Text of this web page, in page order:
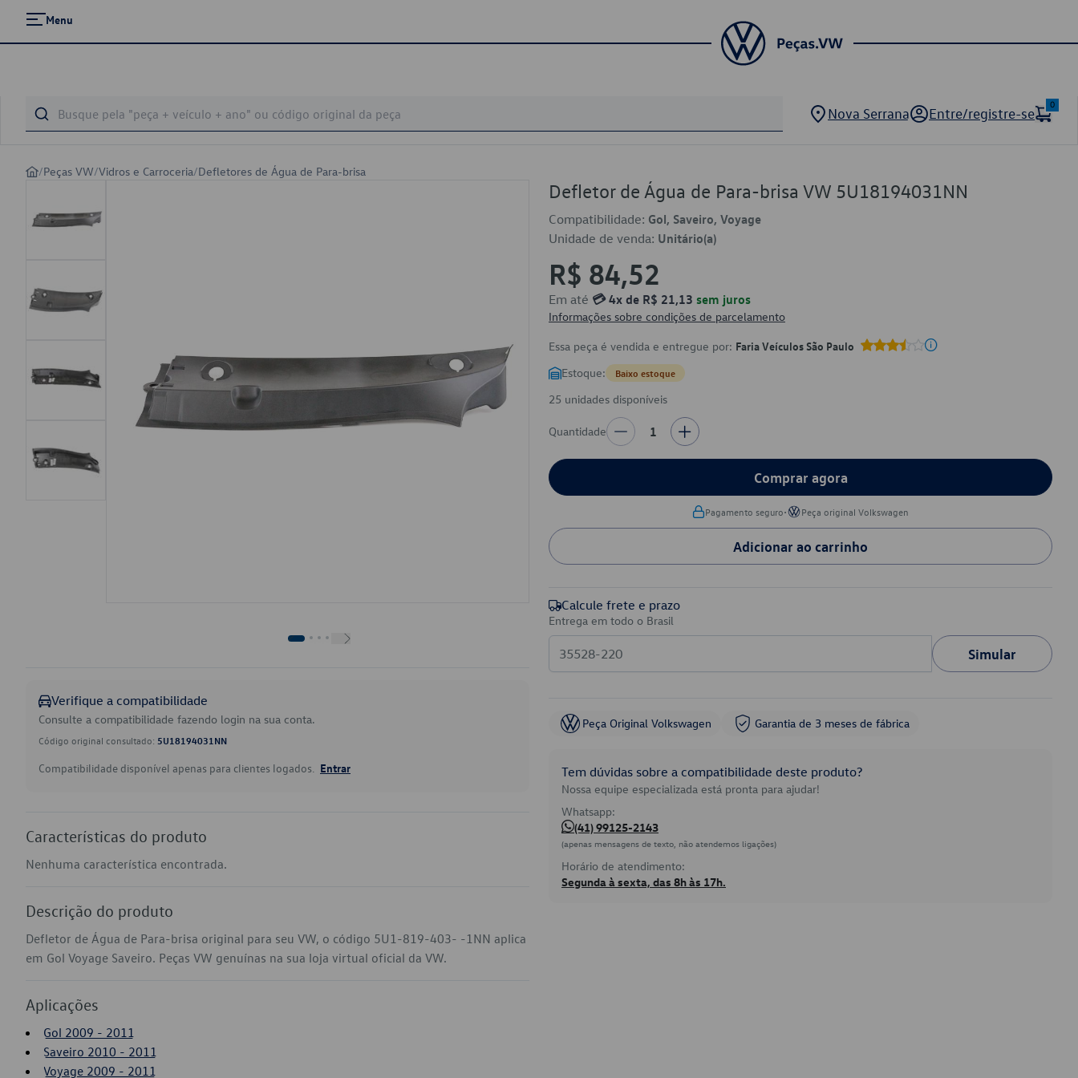
Menu
Nova Serrana Entre/registre-se
0
/Peças VW/Vidros e Carroceria/Defletores de Água de Para-brisa
Verifique a compatibilidade
Consulte a compatibilidade fazendo login na sua conta.
Código original consultado: 5U18194031NN
Compatibilidade disponível apenas para clientes logados. Entrar
Características do produto
Nenhuma característica encontrada.
Descrição do produto
Defletor de Água de Para-brisa original para seu VW, o código 5U1-819-403- -1NN aplica
em Gol Voyage Saveiro. Peças VW genuínas na sua loja virtual oficial da VW.
Aplicações
Gol 2009 - 2011
Saveiro 2010 - 2011
Voyage 2009 - 2011
Defletor de Água de Para-brisa VW 5U18194031NN
Compatibilidade: Gol, Saveiro, Voyage
Unidade de venda: Unitário(a)
R$ 84,52
Em até 💳 4x de R$ 21,13 sem juros
Informações sobre condições de parcelamento
Essa peça é vendida e entregue por: Faria Veículos São Paulo
Estoque: Baixo estoque
25 unidades disponíveis
Quantidade 1
Comprar agora
Pagamento seguro• Peça original Volkswagen
Adicionar ao carrinho
Calcule frete e prazo
Entrega em todo o Brasil
Simular
Peça Original Volkswagen Garantia de 3 meses de fábrica
Tem dúvidas sobre a compatibilidade deste produto?
Nossa equipe especializada está pronta para ajudar!
Whatsapp:
(41) 99125-2143
(apenas mensagens de texto, não atendemos ligações)
Horário de atendimento:
Segunda à sexta, das 8h às 17h.